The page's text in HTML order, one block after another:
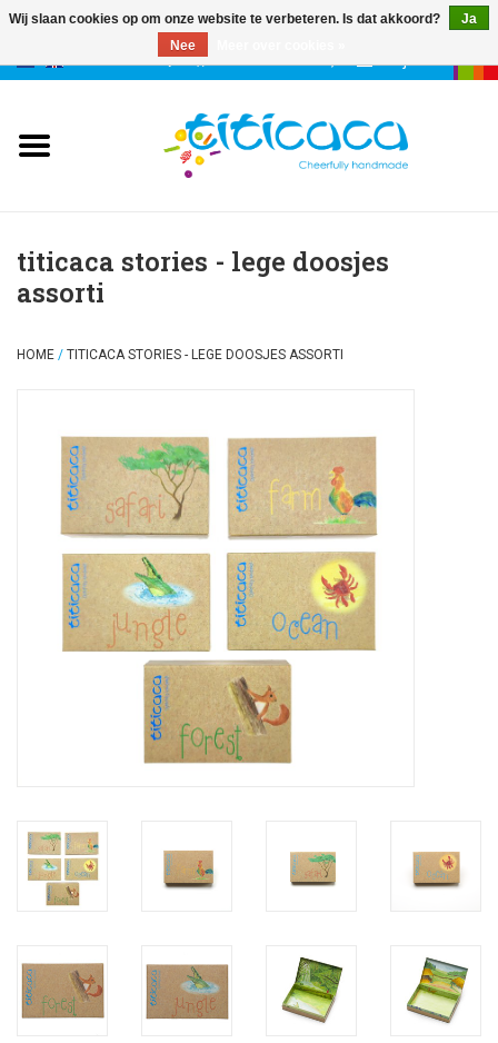
etuis & tassen
accessoires
feesten
titicaca stories - lege doosjes
assorti
HOME / TITICACA STORIES - LEGE DOOSJES ASSORTI
Wij slaan cookies op om onze website te verbeteren. Is dat akkoord?
Ja
Nee